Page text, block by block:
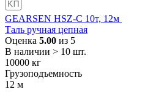
GEARSEN HSZ-C 10т, 12м
Таль ручная цепная
Оценка 5.00 из 5
В наличии > 10 шт.
10000 кг
Грузоподъемность
12 м